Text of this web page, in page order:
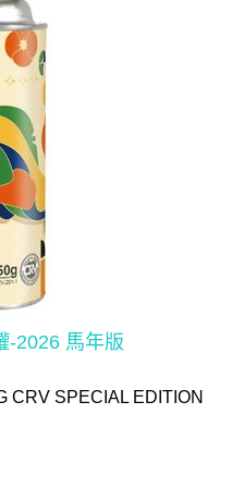
-2026 馬年版
CRV SPECIAL EDITION